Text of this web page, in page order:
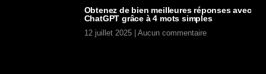
Obtenez de bien meilleures réponses avec
ChatGPT grâce à 4 mots simples
12 juillet 2025 Aucun commentaire